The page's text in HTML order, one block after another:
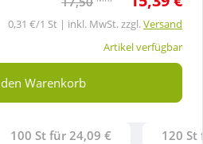
0,31 €/1 St | inkl. MwSt. zzgl.Versand
Artikel verfügbar
Warenkorb
100 St für 24,09 € 120 St